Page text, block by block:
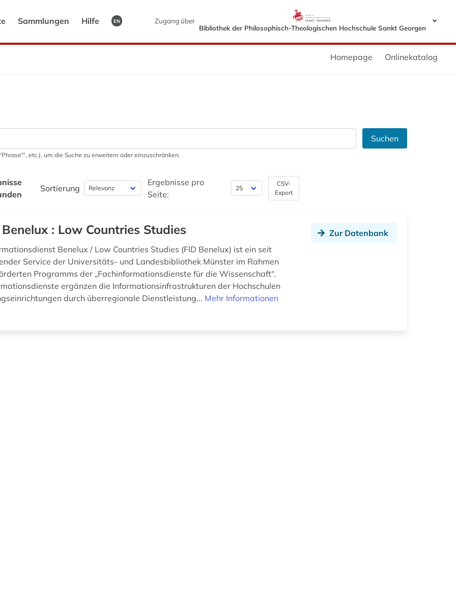
Sammlungen Hilfe EN
Zugang über
Bibliothek der Philosophisch-Theologischen Hochschule Sankt Georgen
Homepage Onlinekatalog
Suchen
etc.), um die Suche zu erweitern oder einzuschränken.
Sortierung
Ergebnisse pro
Seite:
CSV-
Export
: Low Countries Studies
Benelux / Low Countries Studies (FID Benelux) ist ein seit
Service der Universitäts- und Landesbibliothek Münster im Rahmen
Programms der „Fachinformationsdienste für die Wissenschaft“.
ergänzen die Informationsinfrastrukturen der Hochschulen
durch überregionale Dienstleistung... Mehr Informationen
Zur Datenbank